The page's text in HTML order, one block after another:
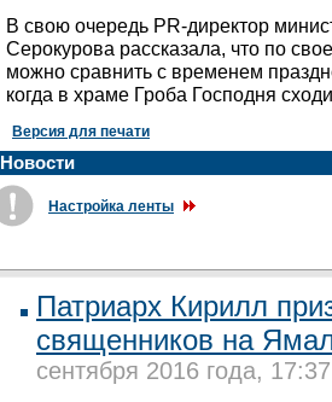
В свою очередь PR-директор
Серокурова рассказала, что по
можно сравнить с временем
когда в храме Гроба Господня
Версия для печати
Новости
Настройка ленты
Патриарх Кирилл
священников на
сентября 2016 года, 17:37